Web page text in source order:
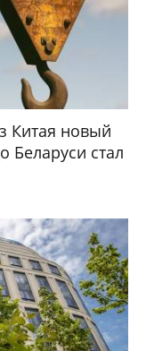
Китая новый
Беларуси стал